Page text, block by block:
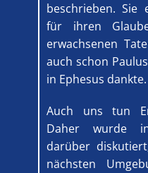
beschrieben. Sie
für ihren
erwachsenen
auch schon
in Ephesus dankte.
Auch uns tun
Daher wurde
darüber
nächsten